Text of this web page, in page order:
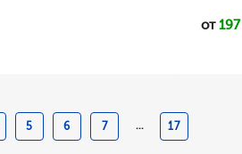
от197
5 6 7 ... 17